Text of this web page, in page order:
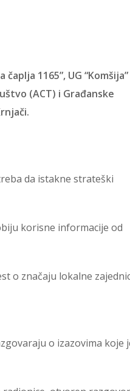
1165”, UG “Komšija”
(ACT) i Građanske
da istakne strateški
korisne informacije od
o značaju lokalne
o izazovima koje